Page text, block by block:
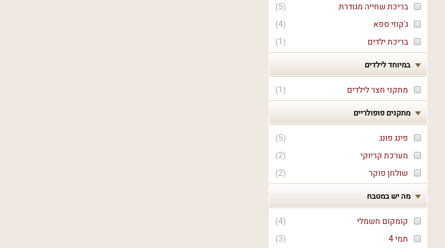
(
5
)
בריכת שחייה מגודרת
(
4
)
ג'קוזי ספא
(
1
) בריכת ילדים
במיוחד לילדים
(
1
) מתקני חצר לילדים
מתקנים פופולריים
(
5
)
פינג פונג
(
2
)
מערכת קריוקי
(
2
) שולחן פוקר
מה יש במטבח
(
4
)
קומקום חשמלי
(
3
)
תמי 4